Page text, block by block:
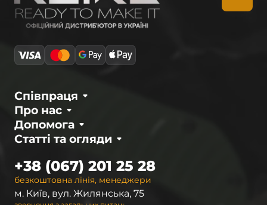
Про нас
Співпраця
Статті та огляди
Допомога
безкоштовна лінія, менеджери
+38 (067) 201 25 28
м. Київ, вул. Жилянська, 75